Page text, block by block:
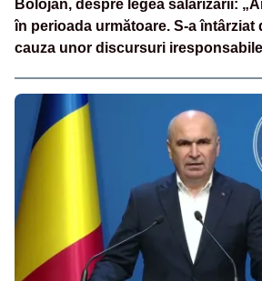
Bolojan, despre legea salarizării:
în perioada următoare. S-a întârziat
cauza unor discursuri